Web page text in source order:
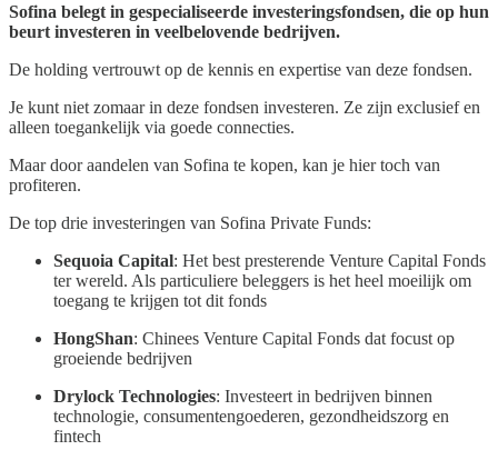
Sofina belegt in gespecialiseerde investeringsfondsen, die op hun
beurt investeren in veelbelovende bedrijven.
De holding vertrouwt op de kennis en expertise van deze fondsen.
Je kunt niet zomaar in deze fondsen investeren. Ze zijn exclusief en
alleen toegankelijk via goede connecties.
Maar door aandelen van Sofina te kopen, kan je hier toch van
profiteren.
De top drie investeringen van Sofina Private Funds:
Sequoia Capital: Het best presterende Venture Capital Fonds
ter wereld. Als particuliere beleggers is het heel moeilijk om
toegang te krijgen tot dit fonds
HongShan: Chinees Venture Capital Fonds dat focust op
groeiende bedrijven
Drylock Technologies: Investeert in bedrijven binnen
technologie, consumentengoederen, gezondheidszorg en
fintech